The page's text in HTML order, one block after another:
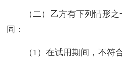
（二）乙方有下列情形
同：
（1）在试用期间，不符